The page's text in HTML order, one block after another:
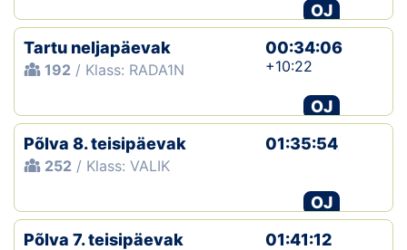
OJ
Tartu neljapäevak
192 / Klass: RADA1N
00:34:06
+10:22
OJ
Põlva 8. teisipäevak
252 / Klass: VALIK
01:35:54
OJ
Põlva 7. teisipäevak
01:41:12